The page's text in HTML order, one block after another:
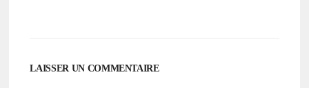
LAISSER UN COMMENTAIRE